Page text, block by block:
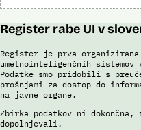
Register rabe UI v
Register je prva
umetnointeligenčnih sistemov
Podatke smo pridobili s
prošnjami za dostop do
na javne organe.
Zbirka podatkov ni
dopolnjevali.